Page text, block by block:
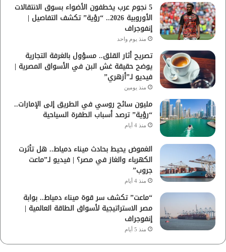
5 نجوم عرب يخطفون الأضواء بسوق الانتقالات
الأوروبية 2026.. “رؤية” تكشف التفاصيل |
إنفوجراف
منذ يوم واحد
تصريح أثار القلق.. مسؤول بالغرفة التجارية
يوضح حقيقة غش البن في الأسواق المصرية |
فيديو لـ”أزهري”
منذ يومين
مليون سائح روسي في الطريق إلى الإمارات..
“رؤية” ترصد أسباب الطفرة السياحية
منذ 4 أيام
الغموض يحيط بحادث ميناء دمياط.. هل تأثرت
الكهرباء والغاز في مصر؟ | فيديو لـ”ماعت
جروب”
منذ 4 أيام
“ماعت” تكشف سر قوة ميناء دمياط.. بوابة
مصر الاستراتيجية لأسواق الطاقة العالمية |
إنفوجراف
منذ 5 أيام